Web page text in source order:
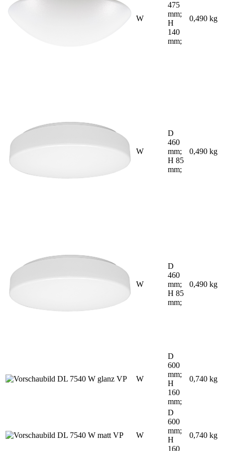
W
475
mm;
H
140
mm;
0,490 kg
W
D
460
mm;
H 85
mm;
0,490 kg
W
D
460
mm;
H 85
mm;
0,490 kg
W
D
600
mm;
H
160
mm;
0,740 kg
W
D
600
mm;
H
160
0,740 kg